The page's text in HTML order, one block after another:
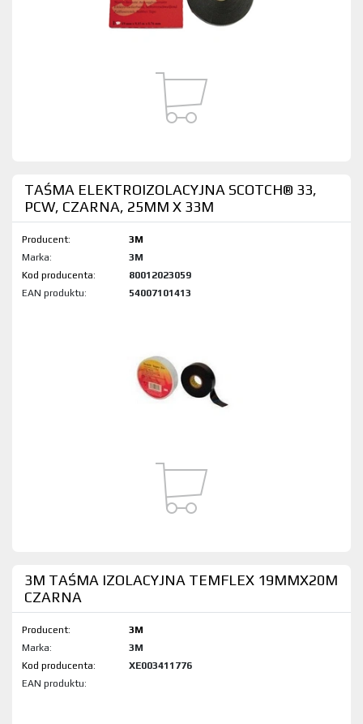
TAŚMA ELEKTROIZOLACYJNA SCOTCH® 33,
PCW, CZARNA, 25MM X 33M
Producent:
3M
Marka:
3M
Kod produktu:
80012023059
EAN produktu:
54007101413
3M TAŚMA IZOLACYJNA TEMFLEX 19MMX20M
CZARNA
Producent:
3M
Marka:
3M
Kod produktu:
XE003411776
EAN produktu: